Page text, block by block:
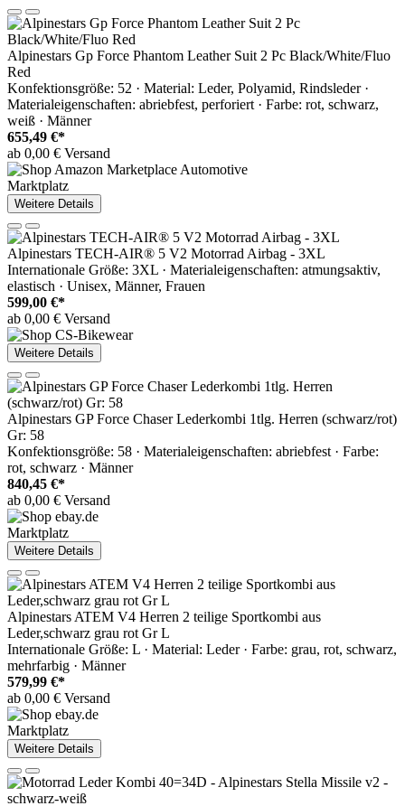
Alpinestars Gp Force Phantom Leather Suit 2 Pc Black/White/Fluo
Red
Konfektionsgröße: 52 · Material: Leder, Polyamid, Rindsleder ·
Materialeigenschaften: abriebfest, perforiert · Farbe: rot, schwarz,
weiß · Männer
655,49 €*
ab 0,00 € Versand
Marktplatz
Weitere Details
Alpinestars TECH-AIR® 5 V2 Motorrad Airbag - 3XL
Internationale Größe: 3XL · Materialeigenschaften: atmungsaktiv,
elastisch · Unisex, Männer, Frauen
599,00 €*
ab 0,00 € Versand
Weitere Details
Alpinestars GP Force Chaser Lederkombi 1tlg. Herren (schwarz/rot)
Gr: 58
Konfektionsgröße: 58 · Materialeigenschaften: abriebfest · Farbe:
rot, schwarz · Männer
840,45 €*
ab 0,00 € Versand
Marktplatz
Weitere Details
Alpinestars ATEM V4 Herren 2 teilige Sportkombi aus
Leder,schwarz grau rot Gr L
Internationale Größe: L · Material: Leder · Farbe: grau, rot, schwarz,
mehrfarbig · Männer
579,99 €*
ab 0,00 € Versand
Marktplatz
Weitere Details